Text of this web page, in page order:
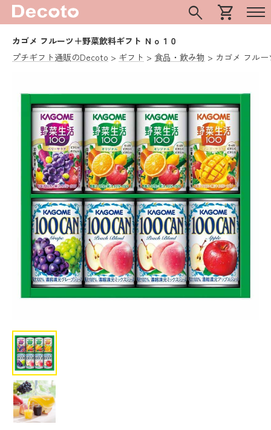
search shopping_cart
カゴメ フルーツ＋野菜飲料ギフト Ｎｏ１０
プチギフト通販のDecoto
ギフト 食品・飲み物 カゴメ フル